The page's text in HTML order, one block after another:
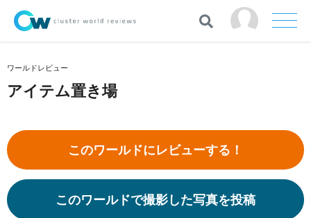
ワールドレビュー
アイテム置き場
このワールドにレビューする！
このワールドで撮影した写真を投稿